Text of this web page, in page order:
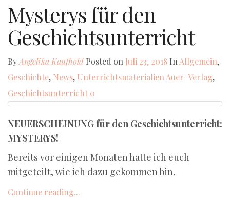
Mysterys für den
Geschichtsunterricht
ByAngelika Kaufhold Posted on Juli 23, 2018 In Allgemein,
Geschichte, News, Unterrichtsmaterialien Auer-Verlag,
Geschichtsunterricht 0
NEUERSCHEINUNG für den Geschichtsunterricht:
MYSTERYS!
Bereits vor einigen Monaten hatte ich euch
mitgeteilt, wie ich dazu gekommen bin,
Continue reading...